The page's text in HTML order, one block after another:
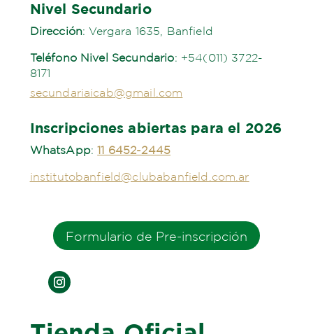
Nivel Secundario
Dirección:Vergara 1635 , Banfield
Teléfono Nivel Secundario: +54(011) 3722-
8171
secundariaicab@gmail.com
Inscripciones abiertas para el 2026
WhatsApp:11 6452-2445
institutobanfield@clubabanfield.com.ar
Formulario de Pre-inscripción